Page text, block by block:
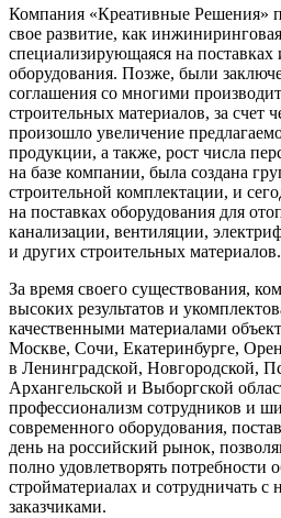
Компания «Креативные Решения»
свое развитие, как
специализирующаяся на
оборудования. Позже, были
соглашения со многими
строительных материалов, за счет
произошло увеличение
продукции, а также, рост числа
на базе компании, была создана
строительной комплектации, и
на поставках оборудования для
канализации, вентиляции,
и других строительных материалов.
За время своего существования,
высоких результатов и
качественными материалами
Москве, Сочи, Екатеринбурге,
в Ленинградской, Новгородской,
Архангельской и Выборгской
профессионализм сотрудников и
современного оборудования,
день на российский рынок,
полно удовлетворять потребности
стройматериалах и сотрудничать с
заказчиками.